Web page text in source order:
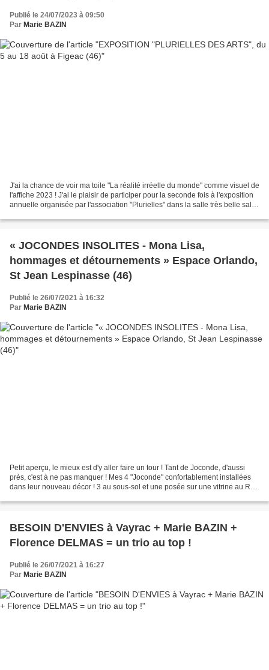
Publié le 24/07/2023 à 09:50
Par Marie BAZIN
J'ai la chance de voir ma toile "La réalité irréelle du monde" comme visuel de
l'affiche 2023 ! J'ai le plaisir de participer pour la seconde fois à l'exposition
annuelle organisée par l'association "Plurielles" dans la salle très belle salle
« JOCONDES INSOLITES - Mona Lisa,
hommages et détournements » Espace Orlando,
St Jean Lespinasse (46)
Publié le 26/07/2021 à 16:32
Par Marie BAZIN
Petit aperçu, le mieux est d'y aller faire un tour ! Tant de Joconde, d'aussi
près, c'est à ne pas manquer ! Mes 4 "Joconde" confortablement installées
dans leur nouveau décor ! 3 au sous-sol et une posée sur une vitrine au R
BESOIN D'ENVIES à Vayrac + Marie BAZIN +
Florence DELMAS = un trio au top !
Publié le 26/07/2021 à 16:27
Par Marie BAZIN